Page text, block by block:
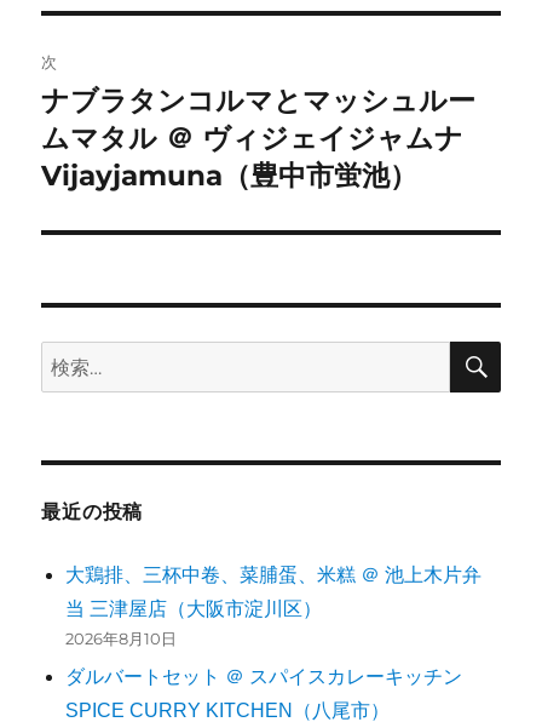
シ
ョ
ン
次
次
の
投
ナブラタンコルマとマッシュルー
ムマタル ＠ ヴィジェイジャムナ
Vijayjamuna（豊中市蛍池）
検
索:
検
最近の投稿
大鶏排、三杯中卷、菜脯蛋、米糕 ＠ 池上木片弁
当 三津屋店（大阪市淀川区）
2026年8月10日
ダルバートセット ＠ スパイスカレーキッチン
SPICE CURRY KITCHEN（八尾市）